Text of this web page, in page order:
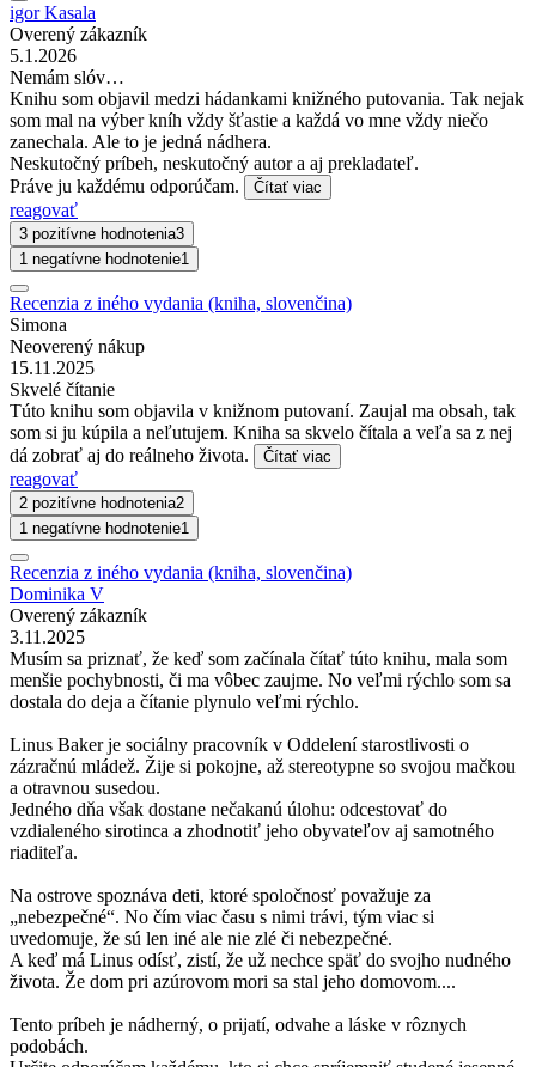
igor Kasala
Overený zákazník
5.1.2026
Nemám slóv…
Knihu som objavil medzi hádankami knižného putovania. Tak nejak
som mal na výber kníh vždy šťastie a každá vo mne vždy niečo
zanechala. Ale to je jedná nádhera.
Neskutočný príbeh, neskutočný autor a aj prekladateľ.
Práve ju každému odporúčam.
Čítať viac
reagovať
3 pozitívne hodnotenia3
1 negatívne hodnotenie1
Recenzia z iného vydania (kniha, slovenčina)
Simona
Neoverený nákup
15.11.2025
Skvelé čítanie
Túto knihu som objavila v knižnom putovaní. Zaujal ma obsah, tak
som si ju kúpila a neľutujem. Kniha sa skvelo čítala a veľa sa z nej
dá zobrať aj do reálneho života.
Čítať viac
reagovať
2 pozitívne hodnotenia2
1 negatívne hodnotenie1
Recenzia z iného vydania (kniha, slovenčina)
Dominika V
Overený zákazník
3.11.2025
Musím sa priznať, že keď som začínala čítať túto knihu, mala som
menšie pochybnosti, či ma vôbec zaujme. No veľmi rýchlo som sa
dostala do deja a čítanie plynulo veľmi rýchlo.
Linus Baker je sociálny pracovník v Oddelení starostlivosti o
zázračnú mládež. Žije si pokojne, až stereotypne so svojou mačkou
a otravnou susedou.
Jedného dňa však dostane nečakanú úlohu: odcestovať do
vzdialeného sirotinca a zhodnotiť jeho obyvateľov aj samotného
riaditeľa.
Na ostrove spoznáva deti, ktoré spoločnosť považuje za
„nebezpečné“. No čím viac času s nimi trávi, tým viac si
uvedomuje, že sú len iné ale nie zlé či nebezpečné.
A keď má Linus odísť, zistí, že už nechce späť do svojho nudného
života. Že dom pri azúrovom mori sa stal jeho domovom....
Tento príbeh je nádherný, o prijatí, odvahe a láske v rôznych
podobách.